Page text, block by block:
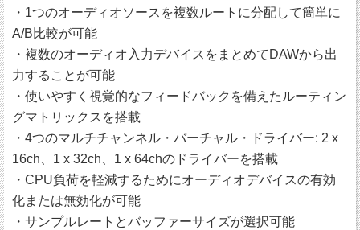
・1つのオーディオソースを複数ルートに分配して簡単に
A/B比較が可能
・複数のオーディオ入力デバイスをまとめてDAWから出
力することが可能
・使いやすく視覚的なフィードバックを備えたルーティン
グマトリックスを搭載
・4つのマルチチャンネル・バーチャル・ドライバー: 2 x
16ch、1 x 32ch、1 x 64chのドライバーを搭載
・CPU負荷を軽減するためにオーディオデバイスの有効
化または無効化が可能
・サンプルレートとバッファーサイズが選択可能